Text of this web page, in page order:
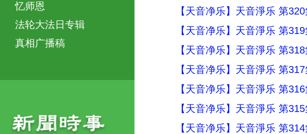
忆师恩
法轮大法日专辑
真相广播稿
【天音净乐】天音淨乐 第320
【天音净乐】天音淨乐 第
【天音净乐】天音淨乐 第318
【天音净乐】天音淨乐 第317
【天音净乐】天音淨乐 第316
【天音净乐】天音淨乐 第315
【天音净乐】天音淨乐 第314